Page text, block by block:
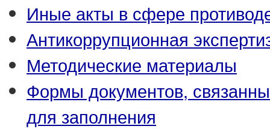
Иные акты в сфере
Антикоррупционная
Методические материалы
Формы документов,
для заполнения